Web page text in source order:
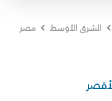
الشرق الأوسط
مصر